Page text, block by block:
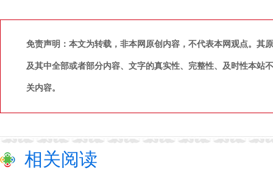
免责声明：本文为转载，非本网原创内容，不代表本网观点。其
及其中全部或者部分内容、文字的真实性、完整性、及时性本站
关内容。
相关阅读